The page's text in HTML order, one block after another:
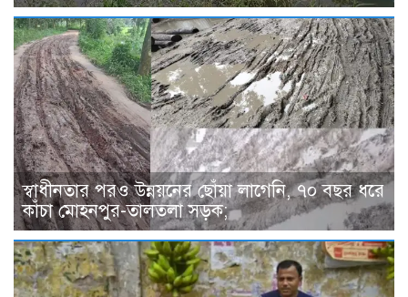
স্বাধীনতার পরও উন্নয়নের ছোঁয়া লাগেনি, ৭০ বছর ধরে
কাঁচা মোহনপুর-তালতলা সড়ক;